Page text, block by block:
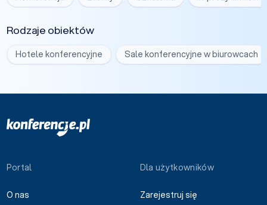
Rodzaje obiektów
Hotele konferencyjne Sale konferencyjne w biurowcach
Portal
O nas
Dla użytkowników
Zarejestruj się